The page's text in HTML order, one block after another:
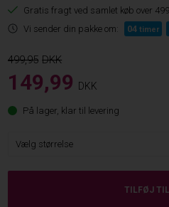
Gratis fragt ved samlet køb over
Vi sender din pakke om:
04 timer
499,95
149,99 DKK
På lager, klar til levering